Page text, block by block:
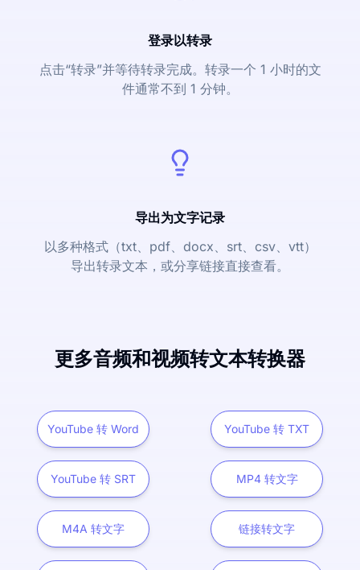
登录以转录
点击“转录”并等待转录完成。转录一个 1 小时的文
件通常不到 1 分钟。
导出为文字记录
以多种格式（txt、pdf、docx、srt、csv、vtt）
导出转录文本，或分享链接直接查看。
更多音频和视频转文本转换器
YouTube 转 Word YouTube 转 TXT
YouTube 转 SRT MP4 转文字
M4A 转文字 链接转文字